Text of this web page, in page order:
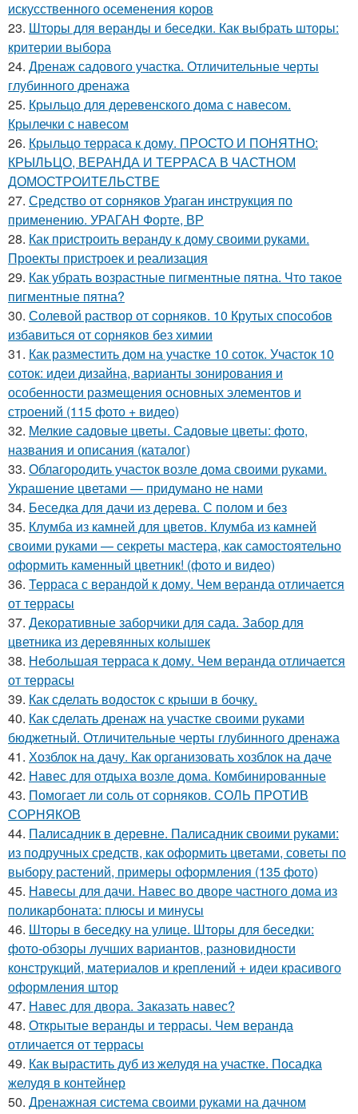
искусственного осеменения коров
23. Шторы для веранды и беседки. Как выбрать шторы:
критерии выбора
24. Дренаж садового участка. Отличительные черты
глубинного дренажа
25. Крыльцо для деревенского дома с навесом.
Крылечки с навесом
26. Крыльцо терраса к дому. ПРОСТО И ПОНЯТНО:
КРЫЛЬЦО, ВЕРАНДА И ТЕРРАСА В ЧАСТНОМ
ДОМОСТРОИТЕЛЬСТВЕ
27. Средство от сорняков Ураган инструкция по
применению. УРАГАН Форте, ВР
28. Как пристроить веранду к дому своими руками.
Проекты пристроек и реализация
29. Как убрать возрастные пигментные пятна. Что такое
пигментные пятна?
30. Солевой раствор от сорняков. 10 Крутых способов
избавиться от сорняков без химии
31. Как разместить дом на участке 10 соток. Участок 10
соток: идеи дизайна, варианты зонирования и
особенности размещения основных элементов и
строений (115 фото + видео)
32. Мелкие садовые цветы. Садовые цветы: фото,
названия и описания (каталог)
33. Облагородить участок возле дома своими руками.
Украшение цветами — придумано не нами
34. Беседка для дачи из дерева. С полом и без
35. Клумба из камней для цветов. Клумба из камней
своими руками — секреты мастера, как самостоятельно
оформить каменный цветник! (фото и видео)
36. Терраса с верандой к дому. Чем веранда отличается
от террасы
37. Декоративные заборчики для сада. Забор для
цветника из деревянных колышек
38. Небольшая терраса к дому. Чем веранда отличается
от террасы
39. Как сделать водосток с крыши в бочку.
40. Как сделать дренаж на участке своими руками
бюджетный. Отличительные черты глубинного дренажа
41. Хозблок на дачу. Как организовать хозблок на даче
42. Навес для отдыха возле дома. Комбинированные
43. Помогает ли соль от сорняков. СОЛЬ ПРОТИВ
СОРНЯКОВ
44. Палисадник в деревне. Палисадник своими руками:
из подручных средств, как оформить цветами, советы по
выбору растений, примеры оформления (135 фото)
45. Навесы для дачи. Навес во дворе частного дома из
поликарбоната: плюсы и минусы
46. Шторы в беседку на улице. Шторы для беседки:
фото-обзоры лучших вариантов, разновидности
конструкций, материалов и креплений + идеи красивого
оформления штор
47. Навес для двора. Заказать навес?
48. Открытые веранды и террасы. Чем веранда
отличается от террасы
49. Как вырастить дуб из желудя на участке. Посадка
желудя в контейнер
50. Дренажная система своими руками на дачном